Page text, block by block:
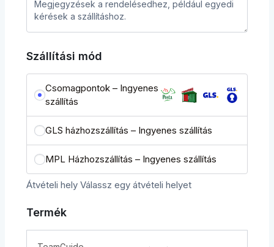
Szállítási mód
Csomagpontok – Ingyenes
szállítás
GLS házhozszállítás – Ingyenes szállítás
MPL Házhozszállítás – Ingyenes szállítás
Átvételi hely Válassz egy átvételi helyet
Termék